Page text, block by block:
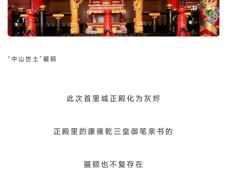
“中山世土”匾额
此次首里城正殿化为灰烬
正殿里的康雍乾三皇御笔亲书的
匾额也不复存在